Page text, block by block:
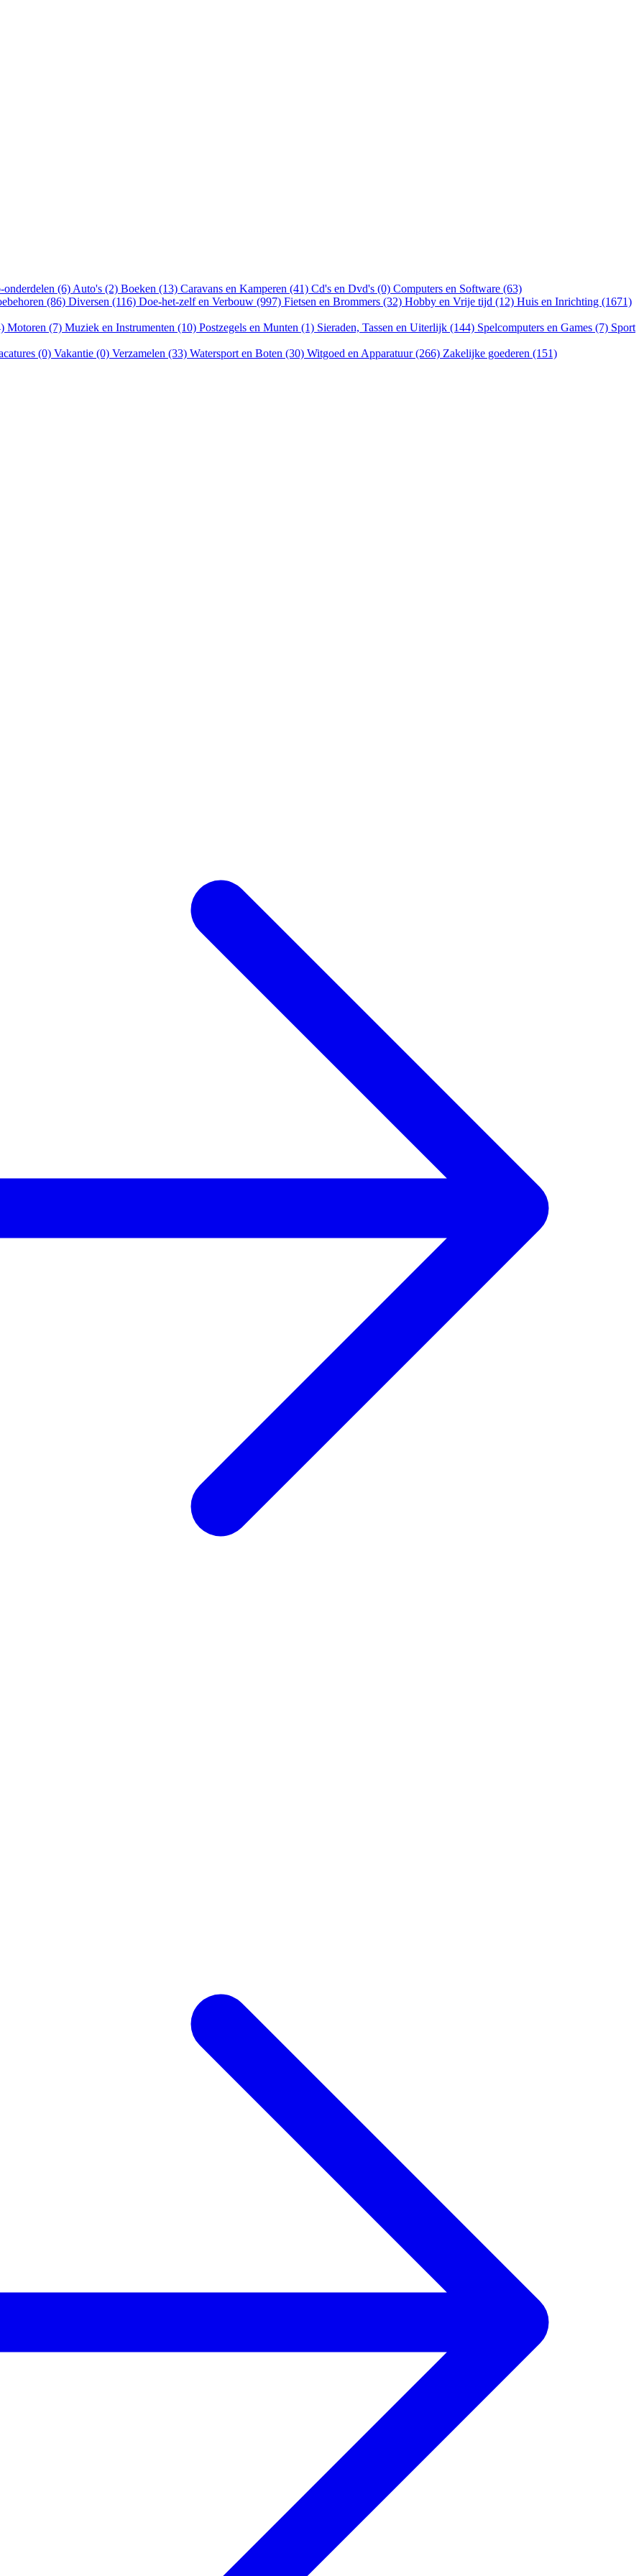
onderdelen (6) Auto's (2) Boeken (13) Caravans en Kamperen (41) Cd's en Dvd's (0) Computers en Software (63)
(86) Diversen (116) Doe-het-zelf en Verbouw (997) Fietsen en Brommers (32) Hobby en Vrije tijd (12) Huis en Inrichting (1671)
Motoren (7) Muziek en Instrumenten (10) Postzegels en Munten (1) Sieraden, Tassen en Uiterlijk (144) Spelcomputers en Games (7) Sport
(0) Vakantie (0) Verzamelen (33) Watersport en Boten (30) Witgoed en Apparatuur (266) Zakelijke goederen (151)